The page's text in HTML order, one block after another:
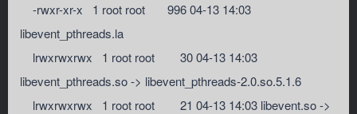
-rwxr-xr-x 1 root root 996 04-13 14:03
libevent_pthreads.la
lrwxrwxrwx 1 root root 30 04-13 14:03
libevent_pthreads.so -> libevent_pthreads-2.0.so.5.1.6
lrwxrwxrwx 1 root root 21 04-13 14:03 libevent.so ->